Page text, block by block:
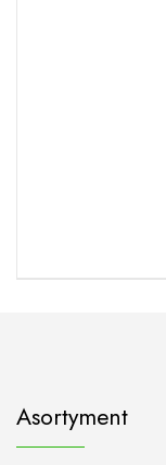
Asortyment